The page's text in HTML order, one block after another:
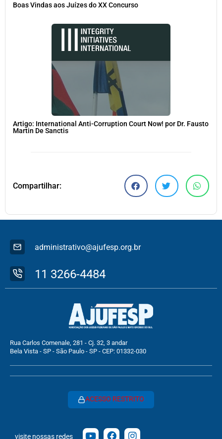
Boas Vindas aos Juízes do XX Concurso
Artigo: International Anti-Corruption Court Now! por Dr. Fausto
Martin De Sanctis
Compartilhar:
administrativo@ajufesp.org.br
11 3266-4484
Rua Carlos Comenale, 281 - Cj. 32, 3 andar
Bela Vista - SP - São Paulo - SP - CEP: 01332-030
ACESSO RESTRITO
visite nossas redes